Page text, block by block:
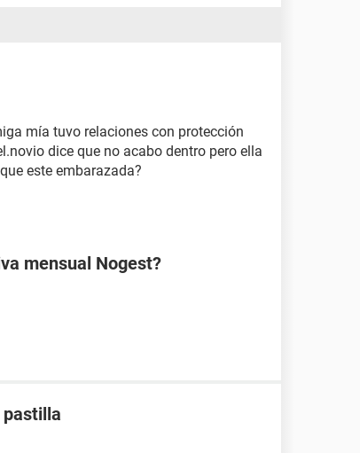
mía tuvo relaciones con protección
dice que no acabo dentro pero ella
este embarazada?
mensual Nogest?
pastilla